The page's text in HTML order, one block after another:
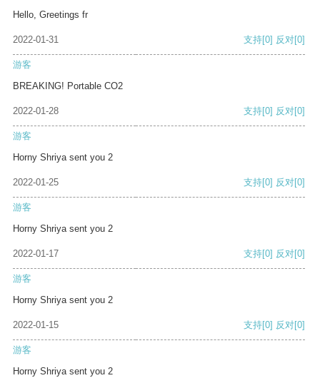
Hello, Greetings fr
2022-01-31 支持[0] 反对[0]
游客
BREAKING! Portable CO2
2022-01-28 支持[0] 反对[0]
游客
Horny Shriya sent you 2
2022-01-25 支持[0] 反对[0]
游客
Horny Shriya sent you 2
2022-01-17 支持[0] 反对[0]
游客
Horny Shriya sent you 2
2022-01-15 支持[0] 反对[0]
游客
Horny Shriya sent you 2